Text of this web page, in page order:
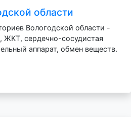
области
Вологодской области -
ЖКТ, сердечно-сосудистая
аппарат, обмен веществ.